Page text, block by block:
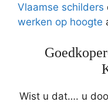
Vlaamse schilders
werken op hoogte
Wist u dat…. u